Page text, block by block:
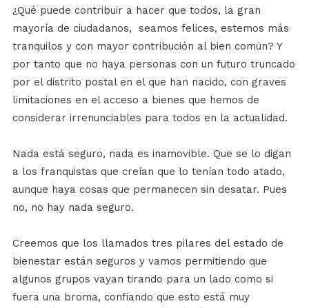
¿Qué puede contribuir a hacer que todos, la gran
mayoría de ciudadanos,
seamos felices, estemos más
tranquilos y con mayor contribución al bien común? Y
por tanto que no haya personas con un futuro truncado
por el distrito postal en el que han nacido, con graves
limitaciones en el acceso a bienes que hemos de
considerar irrenunciables para todos en la actualidad.
Nada está seguro, nada es inamovible. Que se lo digan
a los franquistas que creían que lo tenían todo atado,
aunque haya cosas que permanecen sin desatar. Pues
no, no hay nada seguro.
Creemos que los llamados tres pilares del estado de
bienestar están seguros y vamos permitiendo que
algunos grupos vayan tirando para un lado como si
fuera una broma, confiando que esto está muy